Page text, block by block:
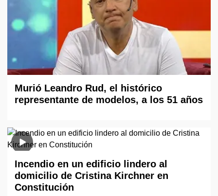
Murió Leandro Rud, el histórico
representante de modelos, a los 51 años
Incendio en un edificio lindero al
domicilio de Cristina Kirchner en
Constitución